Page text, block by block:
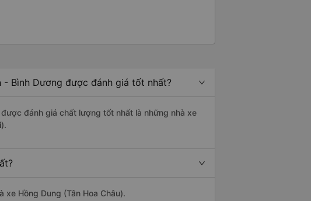
Bình Dương được đánh giá tốt nhất?
đánh giá chất lượng tốt nhất là những nhà xe
Hồng Dung (Tân Hoa Châu).